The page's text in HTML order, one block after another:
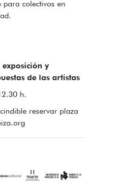
para colectivos en
y
de las artistas
h.
reservar plaza